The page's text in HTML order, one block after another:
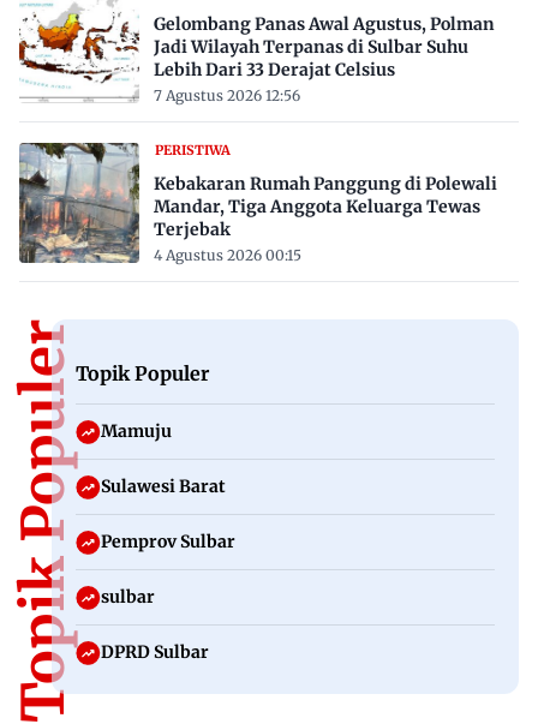
Gelombang Panas Awal Agustus, Polman
Jadi Wilayah Terpanas di Sulbar Suhu
Lebih Dari 33 Derajat Celsius
7 Agustus 2026 12:56
PERISTIWA
Kebakaran Rumah Panggung di Polewali
Mandar, Tiga Anggota Keluarga Tewas
Terjebak
4 Agustus 2026 00:15
Topik PopulerTopik Populer
Mamuju
Sulawesi Barat
Pemprov Sulbar
sulbar
DPRD Sulbar